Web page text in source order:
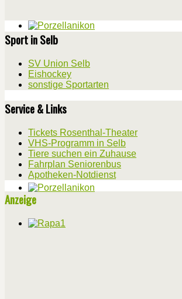
Sport in Selb
SV Union Selb
Eishockey
sonstige Sportarten
Service & Links
Tickets Rosenthal-Theater
VHS-Programm in Selb
Tiere suchen ein Zuhause
Fahrplan Seniorenbus
Apotheken-Notdienst
Anzeige